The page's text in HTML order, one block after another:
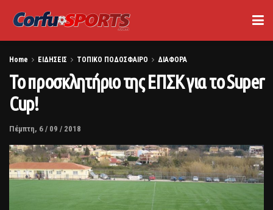
Home ΕΙΔΗΣΕΙΣ ΤΟΠΙΚΟ ΠΟΔΟΣΦΑΙΡΟ ΔΙΑΦΟΡΑ
Το προσκλητήριο της ΕΠΣΚ για το Super
Cup!
Πέμπτη, 6 / 09 / 2018